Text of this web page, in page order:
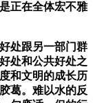
正在全体宏不雅
处跟另一部门群
处和公共好处之
和文明的成长历
葛。难以水的反